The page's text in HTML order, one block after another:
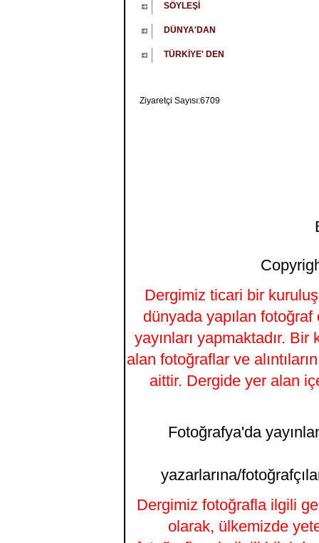
SÖYLEŞİ
DÜNYA'DAN
TÜRKİYE' DEN
Ziyaretçi Sayısı:6709
Dergimiz ticari bir kuruluş
dünyada yapılan fotoğraf
yayınları yapmaktadır. Bir
alan fotoğraflar ve
aittir. Dergide yer alan
Fotoğrafya'da
yazarlarına/
Dergimiz fotoğrafla ilgili
olarak, ülkemizde